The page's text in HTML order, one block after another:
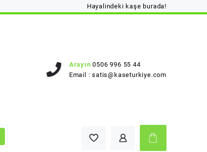
Hayalindeki kaşe burada!
Arayın 0506 996 55 44
Email :satis@kaseturkiye.com